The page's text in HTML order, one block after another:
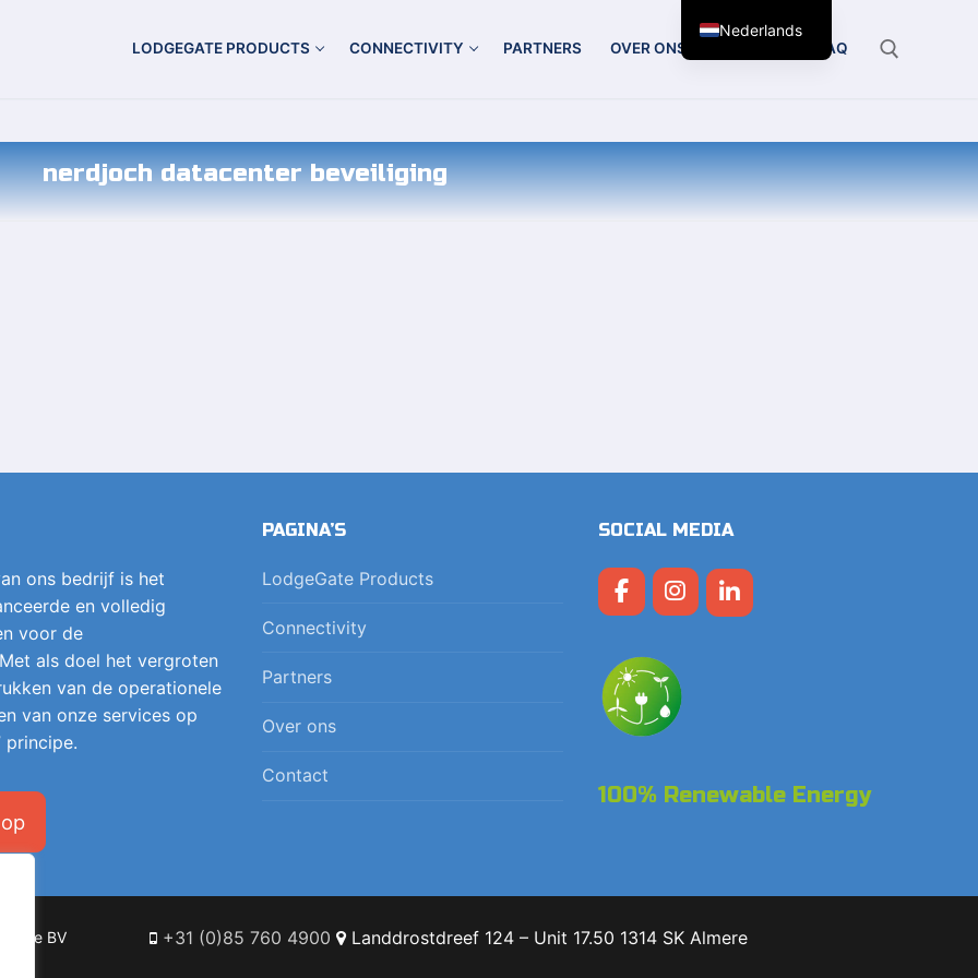
LODGEGATE PRODUCTS CONNECTIVITY PARTNERS OVER ONS FAQ
Zoeken:
nerdjoch datacenter beveiliging
ons bedrijf is het
en volledig
voor de
als doel het vergroten
van de operationele
van onze services op
principe.
PAGINA’S
LodgeGate Products
Connectivity
Partners
Over ons
Contact
SOCIAL MEDIA
100% Renewable Energy
BV +31 (0)85 760 4900 Landdrostdreef 124 – Unit 17.50 1314 SK Almere
Nederlands